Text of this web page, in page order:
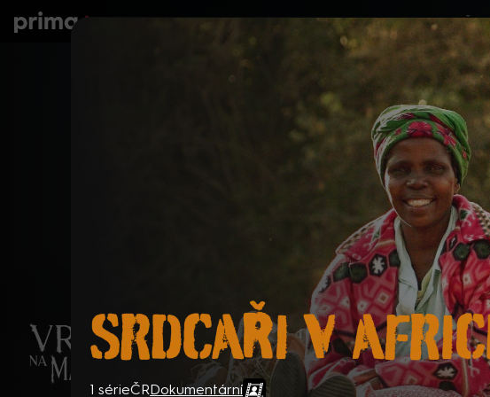
Seriály Filmy Děti Zprávy Novinky Živě
Srdcaři v Africe
1 sérieČRDokumentární
prima+